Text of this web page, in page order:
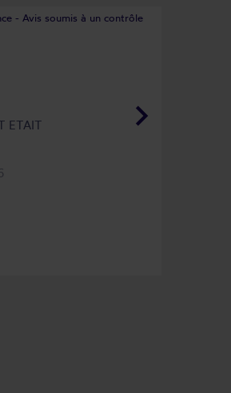
- Avis soumis à un contrôle
keyboard_arrow_right
ETAIT